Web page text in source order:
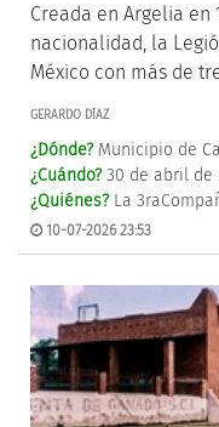
Creada en Argelia en
nacionalidad, la
México con más de
GERARDO DÍAZ
¿Dónde?Municipio de
¿Cuándo?30 de abril de
¿Quiénes? La
10-07-2026 23:53